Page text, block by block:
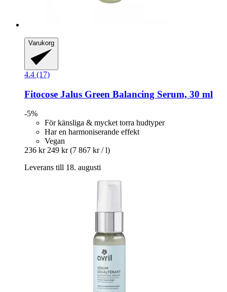
Varukorg
4.4 (17)
Fitocose Jalus Green Balancing Serum, 30 ml
-5%
För känsliga & mycket torra hudtyper
Har en harmoniserande effekt
Vegan
236 kr 249 kr (7 867 kr / l)
Leverans till 18. augusti